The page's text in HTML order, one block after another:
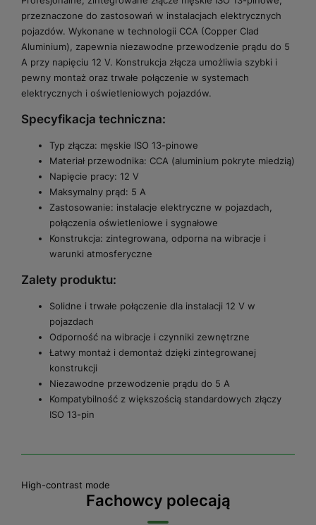
przeznaczone do zastosowań w instalacjach elektrycznych
pojazdów. Wykonane w technologii CCA (Copper Clad
Aluminium), zapewnia niezawodne przewodzenie prądu do 5
A przy napięciu 12 V. Konstrukcja złącza umożliwia szybki i
pewny montaż oraz trwałe połączenie w systemach
elektrycznych i oświetleniowych pojazdów.
Specyfikacja techniczna:
Typ złącza: męskie ISO 13-pinowe
Materiał przewodnika: CCA (aluminium pokryte miedzią)
Napięcie pracy: 12 V
Maksymalny prąd: 5 A
Zastosowanie: instalacje elektryczne w pojazdach,
połączenia oświetleniowe i sygnałowe
Konstrukcja: zintegrowana, odporna na wibracje i
warunki atmosferyczne
Zalety produktu:
Solidne i trwałe połączenie dla instalacji 12 V w
pojazdach
Odporność na wibracje i czynniki zewnętrzne
Łatwy montaż i demontaż dzięki zintegrowanej
konstrukcji
Niezawodne przewodzenie prądu do 5 A
Kompatybilność z większością standardowych złączy
ISO 13-pin
High-contrast mode
Fachowcy polecają